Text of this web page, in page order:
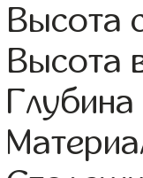
Высота
Высота